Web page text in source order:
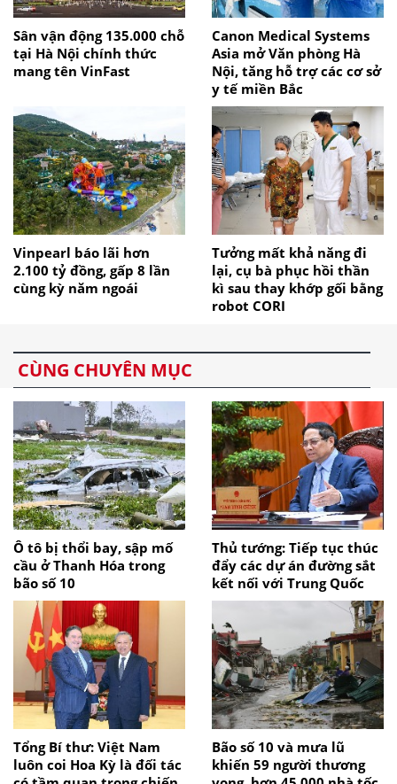
Sân vận động 135.000 chỗ
tại Hà Nội chính thức
mang tên VinFast
Canon Medical Systems
Asia mở Văn phòng Hà
Nội, tăng hỗ trợ các cơ sở
y tế miền Bắc
Vinpearl báo lãi hơn
2.100 tỷ đồng, gấp 8 lần
cùng kỳ năm ngoái
Tưởng mất khả năng đi
lại, cụ bà phục hồi thần
kì sau thay khớp gối bằng
robot CORI
CÙNG CHUYÊN MỤC
Ô tô bị thổi bay, sập mố
cầu ở Thanh Hóa trong
bão số 10
Thủ tướng: Tiếp tục thúc
đẩy các dự án đường sắt
kết nối với Trung Quốc
Tổng Bí thư: Việt Nam
luôn coi Hoa Kỳ là đối tác
Bão số 10 và mưa lũ
khiến 59 người thương